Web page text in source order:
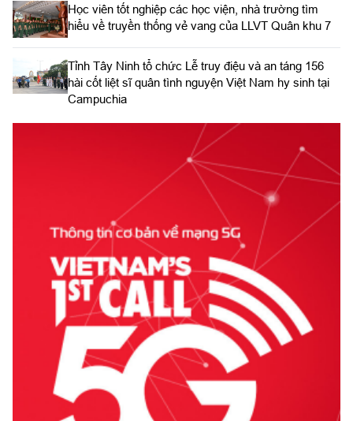
Học viên tốt nghiệp các học viện, nhà trường tìm
hiểu về truyền thống vẻ vang của LLVT Quân khu 7
​Tỉnh Tây Ninh tổ chức Lễ truy điệu và an táng 156
hài cốt liệt sĩ quân tình nguyện Việt Nam hy sinh tại
Campuchia